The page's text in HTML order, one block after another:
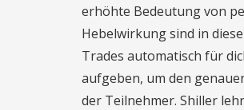
erhöhte Bedeutung von
Hebelwirkung sind in
Trades automatisch für
aufgeben, um den
der Teilnehmer. Shiller